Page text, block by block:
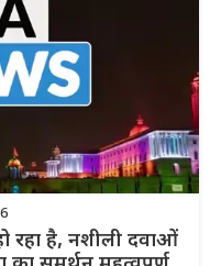
है, नशीली दवाओं